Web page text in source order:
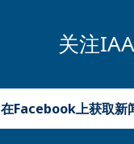
关注
在Facebook上获取新